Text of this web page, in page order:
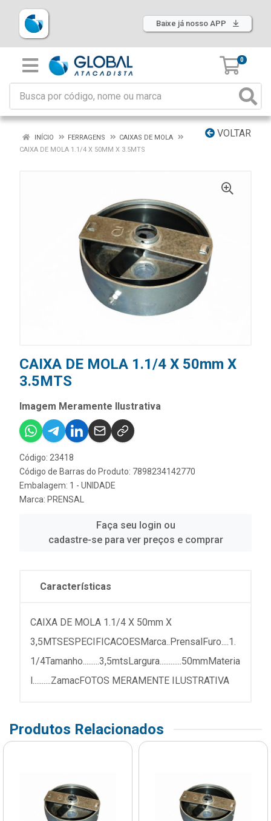
Baixe já nosso APP
0
VOLTAR
INÍCIO FERRAGENS
CAIXAS DE MOLA
CAIXA DE MOLA 1.1/4 X 50MM X 3.5MTS
CAIXA DE MOLA 1.1/4 X 50mm X
3.5MTS
Imagem Meramente Ilustrativa
Código: 23418
Código de Barras do Produto: 7898234142770
Embalagem: 1 - UNIDADE
Marca: PRENSAL
Faça seu login ou
cadastre-se para ver preços e comprar
Características
CAIXA DE MOLA 1.1/4 X 50mm X
3,5MTSESPECIFICACOESMarca..PrensalFuro....1.
1/4Tamanho.........3,5mtsLargura............50mmMateria
l..........ZamacFOTOS MERAMENTE ILUSTRATIVA
Produtos Relacionados